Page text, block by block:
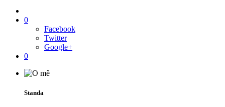
0
Facebook
Twitter
Google+
0
Standa